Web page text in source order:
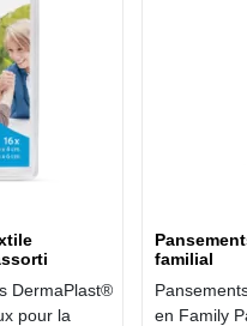
DermaPlast®
pour la
familial
en Family